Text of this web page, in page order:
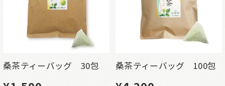
桑茶ティーバッグ 30包 桑茶ティーバッグ 100包